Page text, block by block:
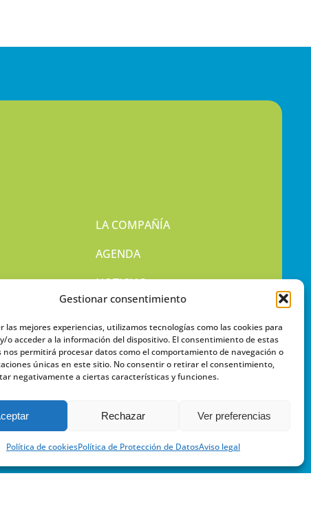
Gestionar consentimiento
las mejores experiencias, utilizamos tecnologías como las cookies para
o acceder a la información del dispositivo. El consentimiento de estas
nos permitirá procesar datos como el comportamiento de navegación o
únicas en este sitio. No consentir o retirar el consentimiento,
negativamente a ciertas características y funciones.
Rechazar Ver preferencias
Política de cookiesPolítica de Protección de DatosAviso legal
LA COMPAÑÍA
AGENDA
NOTICIAS
CONTACTO